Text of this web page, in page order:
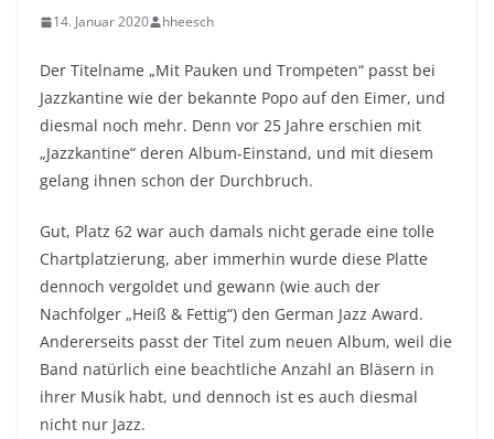
14. Januar 2020 hheesch
Der Titelname „Mit Pauken und Trompeten“ passt bei
Jazzkantine wie der bekannte Popo auf den Eimer, und
diesmal noch mehr. Denn vor 25 Jahre erschien mit
„Jazzkantine“ deren Album-Einstand, und mit diesem
gelang ihnen schon der Durchbruch.
Gut, Platz 62 war auch damals nicht gerade eine tolle
Chartplatzierung, aber immerhin wurde diese Platte
dennoch vergoldet und gewann (wie auch der
Nachfolger „Heiß & Fettig“) den German Jazz Award.
Andererseits passt der Titel zum neuen Album, weil die
Band natürlich eine beachtliche Anzahl an Bläsern in
ihrer Musik habt, und dennoch ist es auch diesmal
nicht nur Jazz.